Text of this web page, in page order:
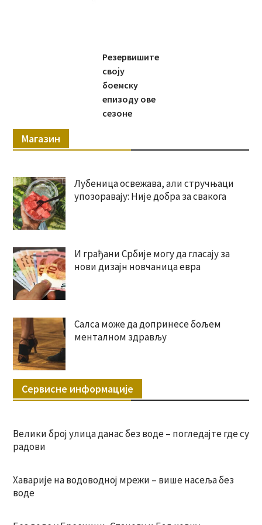
Резервишите
своју
боемску
епизоду ове
сезоне
Магазин
Лубеница освежава, али стручњаци
упозоравају: Није добра за свакога
И грађани Србије могу да гласају за
нови дизајн новчаница евра
Салса може да допринесе бољем
менталном здрављу
Сервисне информације
Велики број улица данас без воде – погледајте где су
радови
Хаварије на водоводној мрежи – више насеља без
воде